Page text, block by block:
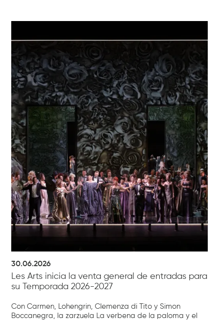
30.06.2026
Les Arts inicia la venta general de entradas para
su Temporada 2026-2027
Con Carmen, Lohengrin, Clemenza di Tito y Simon
Boccanegra, la zarzuela La verbena de la paloma y el